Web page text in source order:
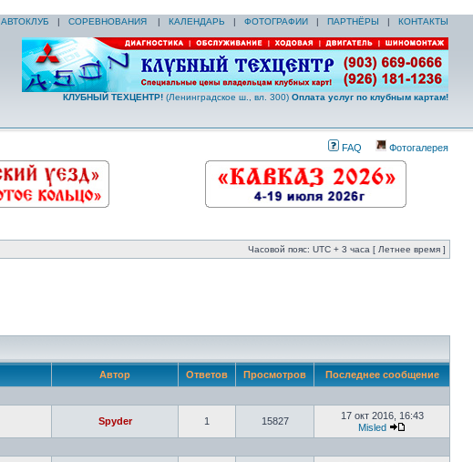
АВТОКЛУБ | СОРЕВНОВАНИЯ | КАЛЕНДАРЬ | ФОТОГРАФИИ | ПАРТНЁРЫ | КОНТАКТЫ
КЛУБНЫЙ ТЕХЦЕНТР! (Ленинградское ш., вл. 300) Оплата услуг по клубным картам!
FAQ Фотогалерея
Часовой пояс: UTC + 3 часа [ Летнее время ]
Автор Ответов Просмотров Последнее сообщение
Spyder 1 15827
17 окт 2016, 16:43
Misled